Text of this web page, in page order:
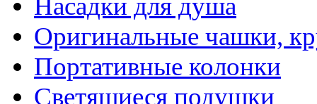
Насадки для душа
Оригинальные чашки,
Портативные колонки
Светящиеся подушки